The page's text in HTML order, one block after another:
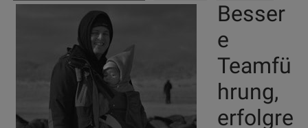
Besser
e
Teamfü
hrung,
erfolgre